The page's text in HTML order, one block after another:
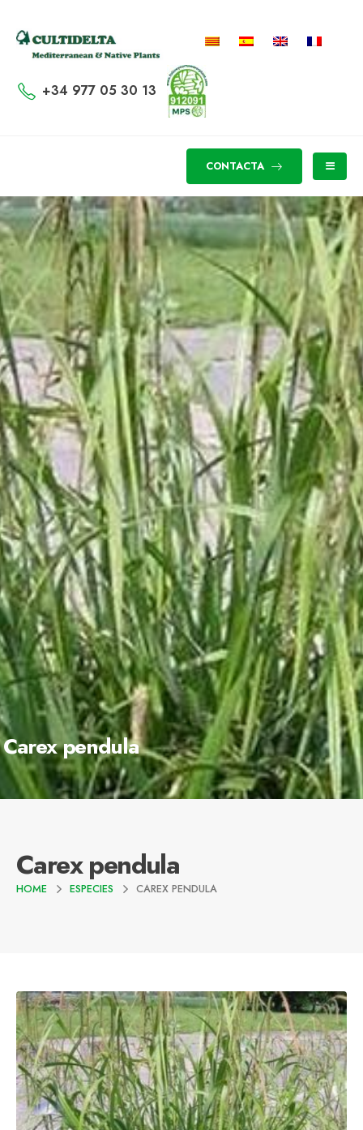
+34 977 05 30 13
CONTACTA
Carex pendula
Carex pendula
HOME ESPECIES CAREX PENDULA